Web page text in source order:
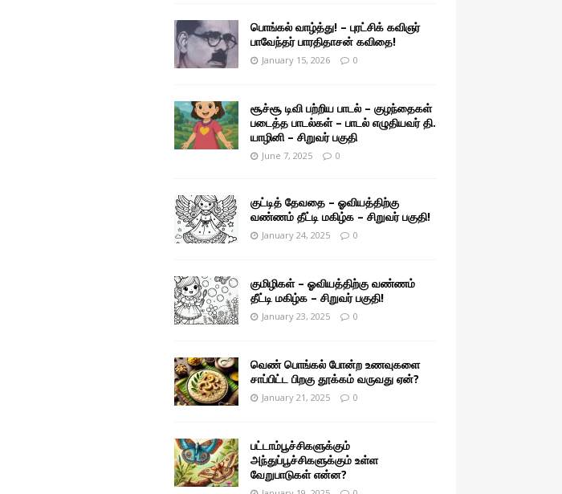
பொங்கல் வாழ்த்து! – புரட்சிக் கவிஞர்
பாவேந்தர் பாரதிதாசன் கவிதை!
January 15, 2026 0
சூச்சூ டிவி பற்றிய பாடல் – குழந்தைகள்
படைத்த பாடல்கள் – பாடல் எழுதியவர் தி.
யாழினி – சிறுவர் பகுதி
June 7, 2025 0
குட்டித் தேவதை – ஓவியத்திற்கு
வண்ணம் தீட்டி மகிழ்க – சிறுவர் பகுதி!
January 24, 2025 0
குமிழிகள் – ஓவியத்திற்கு வண்ணம்
தீட்டி மகிழ்க – சிறுவர் பகுதி!
January 23, 2025 0
வெண் பொங்கல் போன்ற உணவுகளை
சாப்பிட்ட பிறகு தூக்கம் வருவது ஏன்?
January 21, 2025 0
பட்டாம்பூச்சிகளுக்கும்
அந்துப்பூச்சிகளுக்கும் உள்ள
வேறுபாடுகள் என்ன?